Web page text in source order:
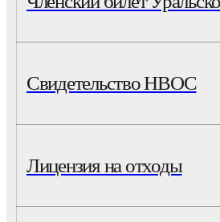
Свидетельство НВОС
Лицензия на отходы